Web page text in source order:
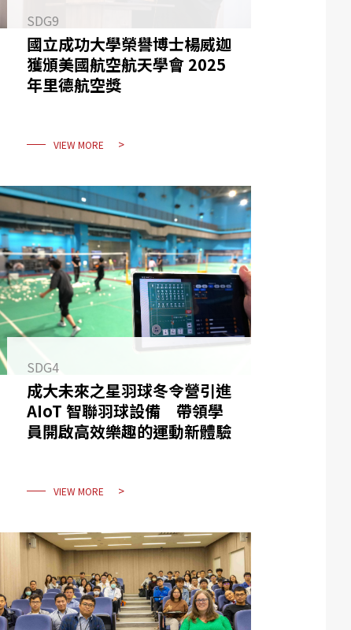
SDG9
國立成功大學榮譽博士楊威迦
獲頒美國航空航天學會 2025
年里德航空獎
VIEW MORE
SDG4
成大未來之星羽球冬令營引進
AIoT 智聯羽球設備 帶領學
員開啟高效樂趣的運動新體驗
VIEW MORE